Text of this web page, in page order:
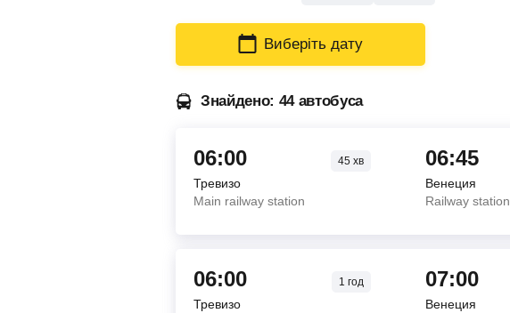
Виберіть дату
Знайдено: 44 автобуса
06:00 45 хв
Тревизо
Main railway station
06:45
Венеция
Railway
06:00 1 год
Тревизо
07:00
Венеция